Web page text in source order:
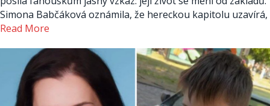
Simona Babčáková oznámila, že hereckou kapitolu uzavírá,
Read More